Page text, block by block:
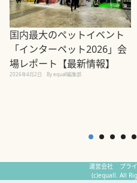
国内最大のペットイベント
「インターペット2026」会
場レポート【最新情報】
2026年4月2日 By equall編集部
運営会社
プラ
(c)equall. All